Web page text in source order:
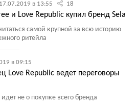
17.07.2019 в 13:55 18
и Love Republic купил бренд Sela
самой крупной за всю историю
ритейла
в 09:15
Love Republic ведет переговоры
не о покупке всего бренда